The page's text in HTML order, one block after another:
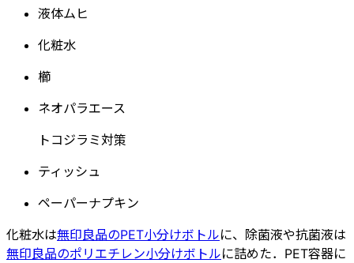
液体ムヒ
化粧水
櫛
ネオパラエース
トコジラミ対策
ティッシュ
ペーパーナプキン
化粧水は無印良品のPET小分けボトルに、除菌液や抗菌液は
無印良品のポリエチレン小分けボトルに詰めた．PET容器に